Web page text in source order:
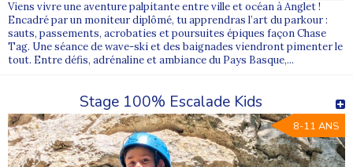
Viens vivre une aventure palpitante entre ville et océan à Anglet !
Encadré par un moniteur diplômé, tu apprendras l’art du parkour :
sauts, passements, acrobaties et poursuites épiques façon Chase
Tag. Une séance de wave-ski et des baignades viendront pimenter le
tout. Entre défis, adrénaline et ambiance du Pays Basque,...
Stage 100% Escalade Kids
8-11 ANS